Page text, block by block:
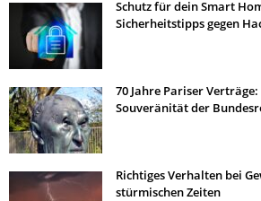
Schutz für dein Smart
Sicherheitstipps gegen
70 Jahre Pariser
Souveränität der
Richtiges Verhalten bei
stürmischen Zeiten